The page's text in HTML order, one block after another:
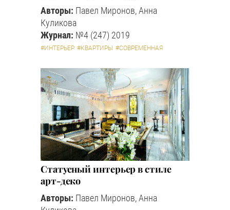
Авторы: Павел Миронов, Анна
Куликова
Журнал: №4 (247) 2019
#ИНТЕРЬЕР #КВАРТИРЫ #СОВРЕМЕННАЯ
Статусный интерьер в стиле
арт-деко
Авторы: Павел Миронов, Анна